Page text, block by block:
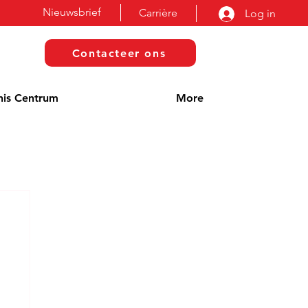
Carrière Log in
Nieuwsbrief
Contacteer ons
Centrum More